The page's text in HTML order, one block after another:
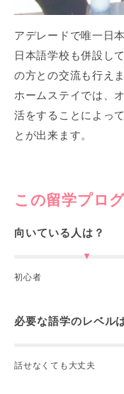
アデレードで唯一日
日本語学校も併設し
の方との交流も行え
ホームステイでは、
活をすることによっ
とが出来ます。
この留学プロ
向いている人は？
初心者
必要な語学のレベル
話せなくても大丈夫